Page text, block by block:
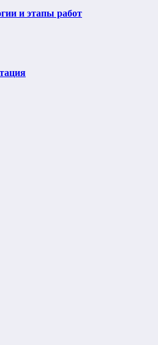
и этапы работ